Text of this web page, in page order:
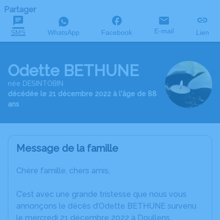
Partager
SMS WhatsApp Facebook E-mail Lien
Odette BETHUNE
née DESINTOBIN
décédée le 21 décembre 2022 à l'âge de 88
ans
Message de la famille
Chère famille, chers amis,
C’est avec une grande tristesse que nous vous
annonçons le décès d’Odette BETHUNE survenu
le mercredi 21 décembre 2022 à Doullens.